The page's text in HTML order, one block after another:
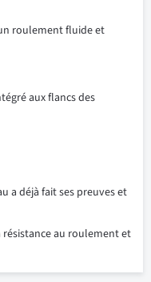
roulement fluide et
aux flancs des
a déjà fait ses preuves et
au roulement et